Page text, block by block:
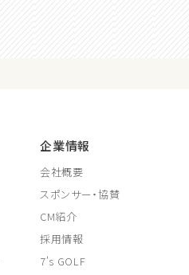
企業情報
会社概要
スポンサー・協賛
CM紹介
採用情報
7's GOLF